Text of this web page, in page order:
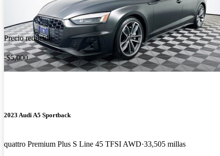
Precio reducido
-$5,000
2023 Audi A5 Sportback
quattro Premium Plus S Line 45 TFSI AWD 33,505 millas